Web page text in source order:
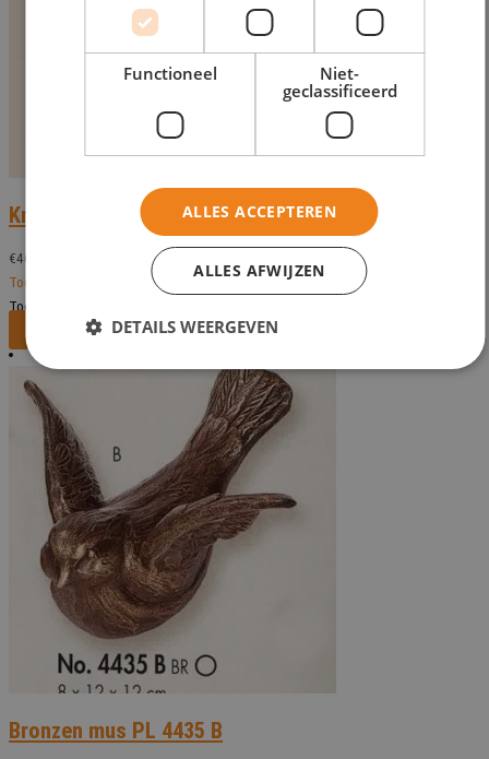
Kruis Cag 23373 – v.a. 15 cm
€46,86
Toevoegen aan verlanglijst
Toevoegen aan verlanglijst
Bekijk dit monument
Bronzen mus PL 4435 B
Functioneel
Niet-
geclassificeerd
ALLES ACCEPTEREN
ALLES AFWIJZEN
DETAILS WEERGEVEN